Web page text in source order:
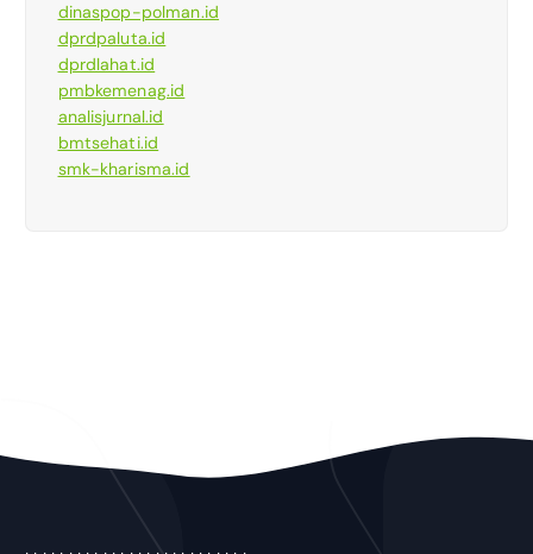
dinaspop-polman.id
dprdpaluta.id
dprdlahat.id
pmbkemenag.id
analisjurnal.id
bmtsehati.id
smk-kharisma.id